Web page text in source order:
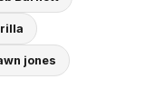
jones